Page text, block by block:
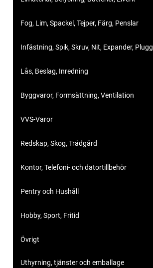
Fog, Lim, Spackel, Tejper, Färg, Penslar
Infästning, Spik, Skruv, Nit, Expander, Plugg
Lås, Beslag, Inredning
Byggvaror, Formsättning, Ventilation
VVS-Varor
Redskap, Skog, Trädgård
Kontor, Telefoni- och datortillbehör
Pentry och Hushåll
Hobby, Sport, Fritid
Övrigt
Uthyrning, tjänster och emballage